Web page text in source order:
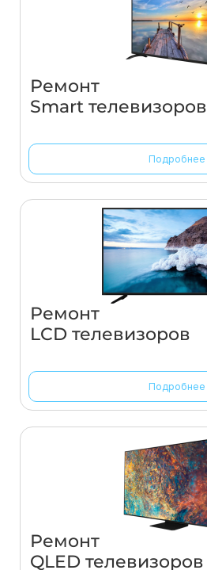
Ремонт
Smart телевизоров
Подробнее
Ремонт
LCD телевизоров
Подробнее
Ремонт
QLED телевизоров